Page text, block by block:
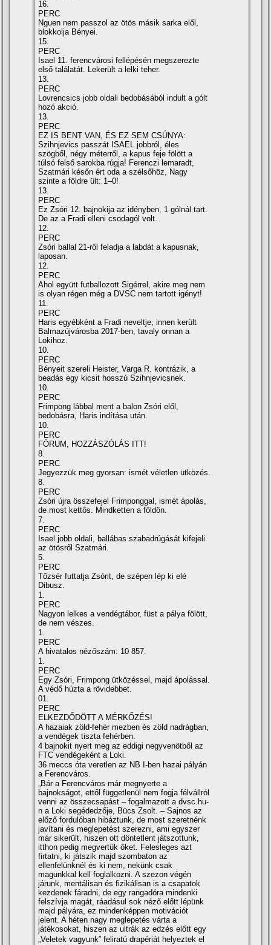
16.
PERC
Nguen nem passzol az ötös másik sarka elől,
blokkolja Bényei.
15.
PERC
Isael 11. ferencvárosi fellépésén megszerezte
első találatát. Lekerült a lelki teher.
13.
PERC
Lovrencsics jobb oldali bedobásából indult a gólt
hozó akció.
13.
PERC
EZ IS BENT VAN, ÉS EZ SEM CSÚNYA:
Szihnjevics passzát ISAEL jobbról, éles
szögből, négy méterről, a kapus feje fölött a
túlsó felső sarokba rúgja! Ferenczi lemaradt,
Szatmári későn ért oda a szélsőhöz, Nagy
szinte a földre ült: 1–0!
13.
PERC
Ez Zsóri 12. bajnokija az idényben, 1 gólnál tart.
De az a Fradi elleni csodagól volt.
12.
PERC
Zsóri ballal 21-ről feladja a labdát a kapusnak,
laposan.
12.
PERC
Ahol együtt futballozott Sigérrel, akire meg nem
is olyan régen még a DVSC nem tartott igényt!
11.
PERC
Haris egyébként a Fradi neveltje, innen került
Balmazújvárosba 2017-ben, tavaly onnan a
Lokihoz.
10.
PERC
Bényeit szereli Heister, Varga R. kontrázik, a
beadás egy kicsit hosszú Szihnjevicsnek.
10.
PERC
Frimpong lábbal ment a balon Zsóri elől,
bedobásra, Haris indí­tása után.
10.
PERC
FÓRUM, HOZZÁSZÓLÁS ITT!
8.
PERC
Jegyezzük meg gyorsan: ismét véletlen ütközés.
8.
PERC
Zsóri újra összefejel Frimponggal, ismét ápolás,
de most kettős. Mindketten a földön.
7.
PERC
Isael jobb oldali, ballábas szabadrúgását kifejeli
az ötösről Szatmári.
5.
PERC
Tőzsér futtatja Zsórit, de szépen lép ki elé
Dibusz.
1.
PERC
Nagyon lelkes a vendégtábor, füst a pálya fölött,
de nem vészes.
1.
PERC
A hivatalos nézőszám: 10 857.
1.
PERC
Egy Zsóri, Frimpong ütközéssel, majd ápolással.
A védő húzta a rövidebbet.
01.
PERC
ELKEZDŐDÖTT A MÉRKŐZÉS!
A hazaiak zöld-fehér mezben és zöld nadrágban,
a vendégek tiszta fehérben.
4 bajnokit nyert meg az eddigi negyvenötből az
FTC vendégeként a Loki.
36 meccs óta veretlen az NB I-ben hazai pályán
a Ferencváros.
„Bár a Ferencváros már megnyerte a
bajnokságot, ettől függetlenül nem fogja félvállról
venni az összecsapást – fogalmazott a dvsc.hu-
n a Loki segédedzője, Bücs Zsolt. – Sajnos az
előző fordulóban hibáztunk, de most szeretnénk
javí­tani és meglepetést szerezni, ami egyszer
már sikerült, hiszen ott döntetlent játszottunk,
itthon pedig megvertük őket. Felesleges azt
firtatni, ki játszik majd szombaton az
ellenfelünknél és ki nem, nekünk csak
magunkkal kell foglalkozni. A szezon végén
járunk, mentálisan és fizikálisan is a csapatok
kezdenek fáradni, de egy rangadóra mindenki
felszí­vja magát, ráadásul sok néző előtt lépünk
majd pályára, ez mindenképpen motivációt
jelent. A héten nagy meglepetés várta a
játékosokat, hiszen az ultrák az edzés előtt egy
„Veletek vagyunk” feliratú drapériát helyeztek el